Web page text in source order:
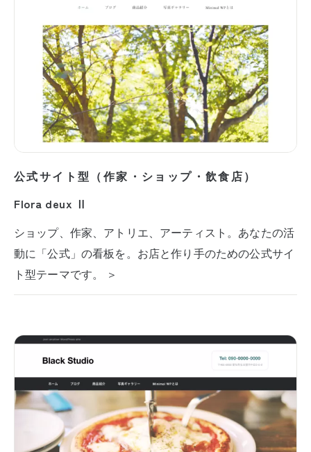
公式サイト型（作家・ショップ・飲食店）
Flora deux Ⅱ
ショップ、作家、アトリエ、アーティスト。あなたの活
動に「公式」の看板を。お店と作り手のための公式サイ
ト型テーマです。 ＞